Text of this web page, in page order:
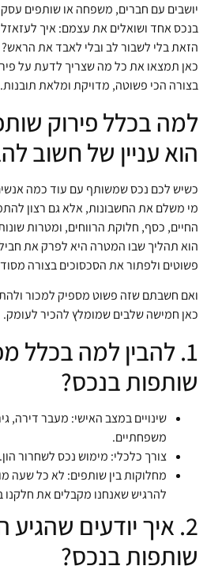
יושבים עם חברים, משפחה או שותפים
בנכס אחד ושואלים את עצמם: איך
הזאת בלי לשבור לב ובלי לאבד את הראש?
כאן תמצאו את כל מה שצריך לדעת על
בצורה הכי פשוטה, מדויקת ומלאת תובנות.
למה בכלל פירוק
הוא עניין של חשוב
כשיש לכם נכס שמשותף עם עוד כמה
מי משלם את החשבונות, אלא גם רצון
החיים, כסף, חלוקת הרווחים, ומטרות
הוא תהליך שבו המטרה היא לפרק את
פשוטים ולפתור את הסכסוכים בצורה
ואם חשבתם שזה פשוט מספיק למכור
כאן חמישה שלבים שמומלץ להכיר לעומק.
1. להבין למה בכלל
שותפות בנכס?
שינויים במצב האישי: מעבר דירה,
משפחתיים.
צורך כלכלי: מימוש נכס לשחרור הון.
מחלוקות בין שותפים: לא כל שעה
להרגיש שאנחנו מקבלים את חלקנו
2. איך יודעים
שותפות בנכס?